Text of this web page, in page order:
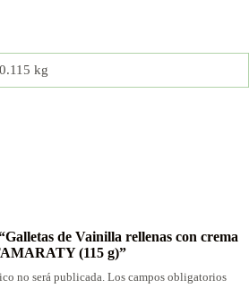
0.115 kg
de Vainilla rellenas con crema
(115 g)”
no será publicada. Los campos obligatorios